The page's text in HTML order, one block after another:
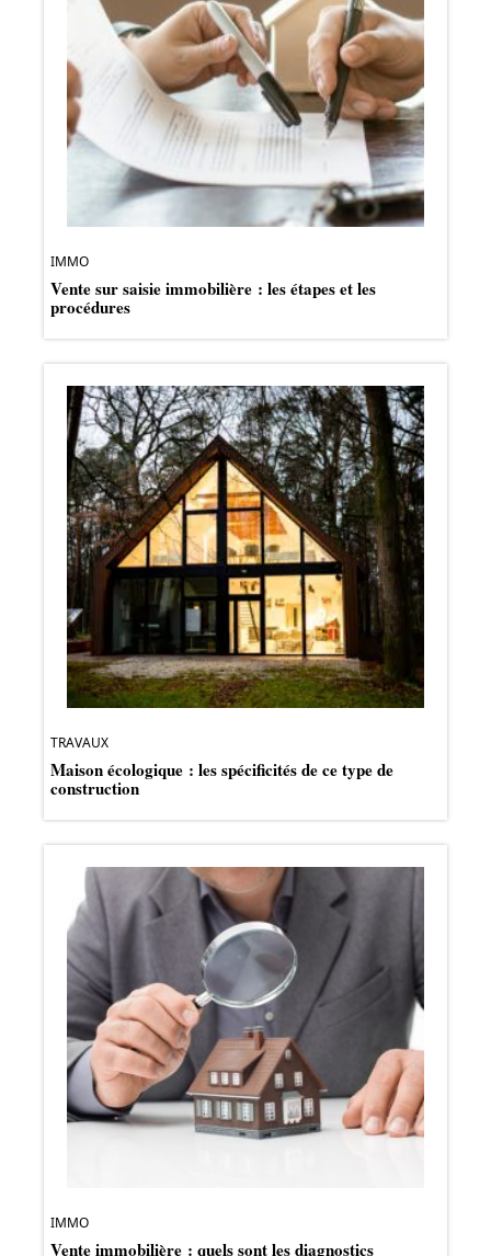
IMMO
Vente sur saisie immobilière : les étapes et les
procédures
TRAVAUX
Maison écologique : les spécificités de ce type de
construction
IMMO
Vente immobilière : quels sont les diagnostics